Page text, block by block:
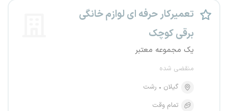
تعمیرکار حرفه ای لوازم خانگی
برقی کوچک
یک مجموعه معتبر
منقضی شده
گیلان
رشت
تمام وقت